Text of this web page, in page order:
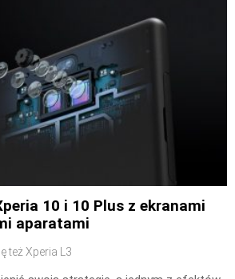
10 i 10 Plus z ekranami
aparatami
też Xperia L3